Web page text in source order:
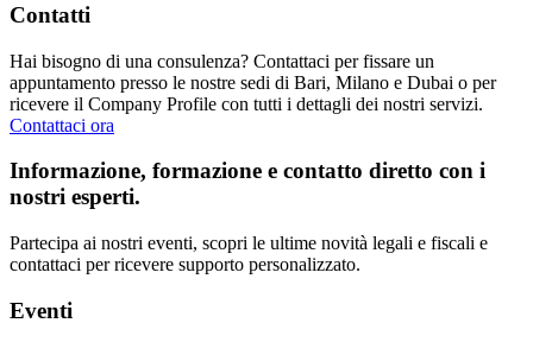
Contatti
Hai bisogno di una consulenza? Contattaci per fissare un
appuntamento presso le nostre sedi di Bari, Milano e Dubai o per
ricevere il Company Profile con tutti i dettagli dei nostri servizi.
Contattaci ora
Informazione, formazione e contatto diretto con i
nostri esperti.
Partecipa ai nostri eventi, scopri le ultime novità legali e fiscali e
contattaci per ricevere supporto personalizzato.
Eventi